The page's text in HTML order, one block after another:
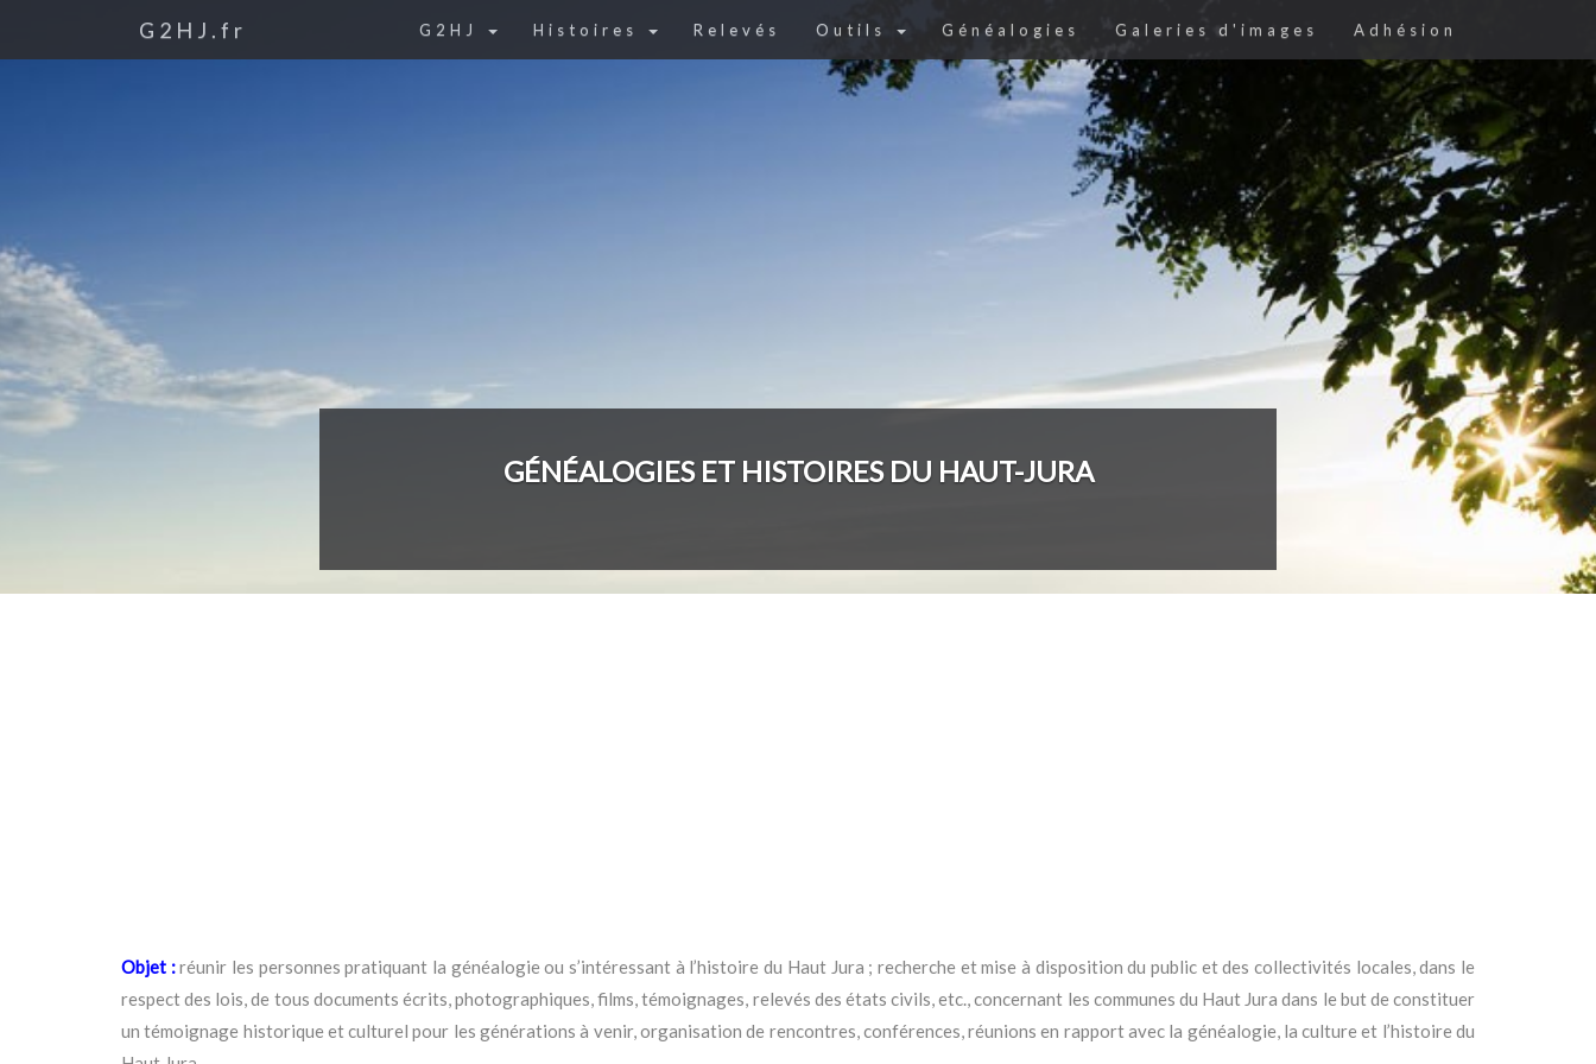
G2HJ.fr G2HJ Histoires Relevés Outils Généalogies Galeries d'images Adhésion
GÉNÉALOGIES ET HISTOIRES DU HAUT-JURA
Objet :réunir les personnes pratiquant la généalogie ou s’intéressant à l’histoire du Haut Jura ; recherche et mise à disposition du public et des collectivités locales, dans le
respect des lois, de tous documents écrits, photographiques, films, témoignages, relevés des états civils, etc., concernant les communes du Haut Jura dans le but de constituer
un témoignage historique et culturel pour les générations à venir, organisation de rencontres, conférences, réunions en rapport avec la généalogie, la culture et l’histoire du